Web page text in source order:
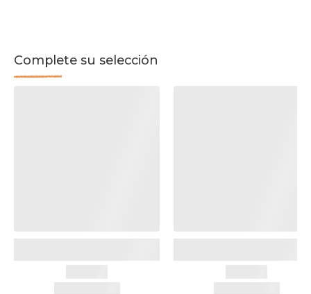
Complete su selección